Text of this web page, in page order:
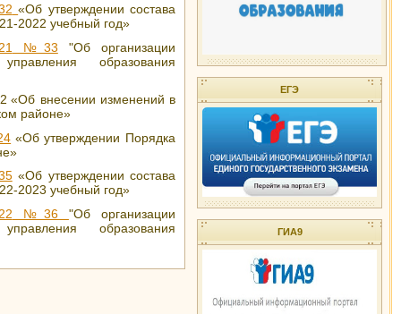
«Об утверждении состава
2022 учебный год»
№33 "Об организации
образования
«Об внесении изменений в
районе»
«Об утверждении Порядка
«Об утверждении состава
2023 учебный год»
№36 "Об организации
образования
ЕГЭ
ГИА9